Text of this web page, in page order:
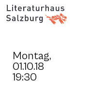
Montag,
01.10.18
19:30